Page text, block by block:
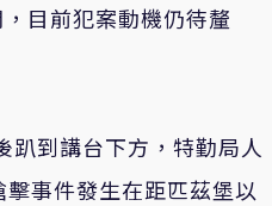
目前犯案動機仍待釐
到講台下方，特勤局人
事件發生在距匹茲堡以